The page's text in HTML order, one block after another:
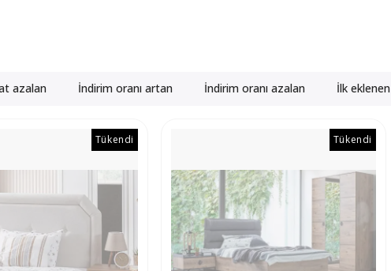
azalan İndirim oranı artan İndirim oranı azalan İlk eklenen
Tükendi Tükendi